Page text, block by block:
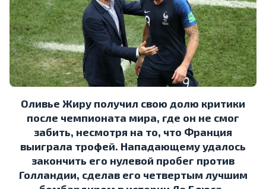
Оливье Жиру получил свою долю критики
после чемпионата мира, где он не смог
забить, несмотря на то, что Франция
выиграла трофей. Нападающему удалось
закончить его нулевой пробег против
Голландии, сделав его четвертым лучшим